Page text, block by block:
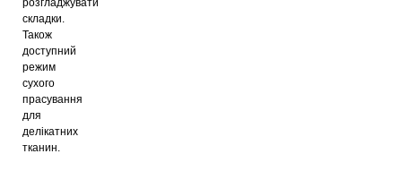
розгладжувати
складки.
Також
доступний
режим
сухого
прасування
для
делікатних
тканин.